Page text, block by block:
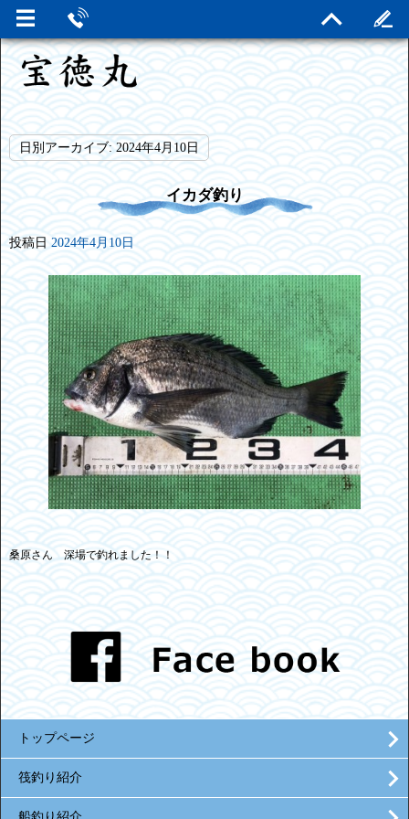
日別アーカイブ:2024年4月10日
イカダ釣り
投稿日 2024年4月10日
桑原さん 深場で釣れました！！
トップページ
筏釣り紹介